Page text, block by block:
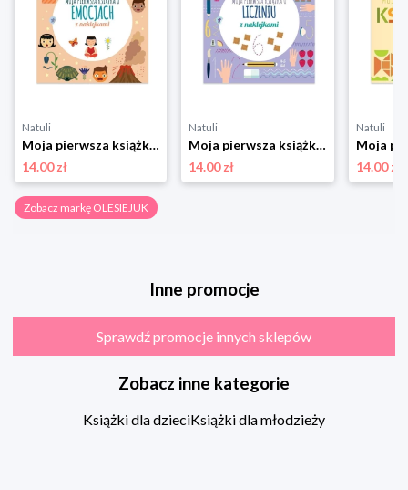
Natuli
Moja pierwsza książka o emocjach. Montessori: sam odkrywaj świat Olesiejuk
14.00 zł
Natuli
Moja pierwsza książka o liczeniu. Montessori: sam odkrywaj świat Olesiejuk
14.00 zł
Natuli
14.00 zł
Zobacz markę OLESIEJUK
Inne promocje
Sprawdź promocje innych sklepów
Zobacz inne kategorie
Książki dla dzieciKsiążki dla młodzieży